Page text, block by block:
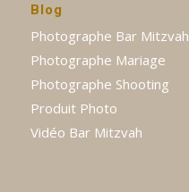
Blog
Photographe Bar Mitzvah
Photographe Mariage
Photographe Shooting
Produit Photo
Vidéo Bar Mitzvah